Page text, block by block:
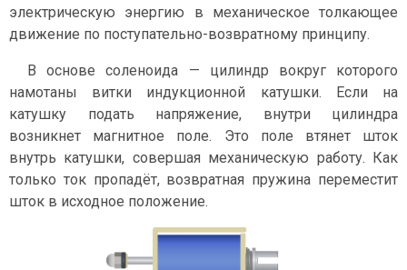
электрическую энергию в механическое толкающее
движение по поступательно-возвратному принципу.
В основе соленоида — цилиндр вокруг которого
намотаны витки индукционной катушки. Если на
катушку подать напряжение, внутри цилиндра
возникнет магнитное поле. Это поле втянет шток
внутрь катушки, совершая механическую работу. Как
только ток пропадёт, возвратная пружина переместит
шток в исходное положение.